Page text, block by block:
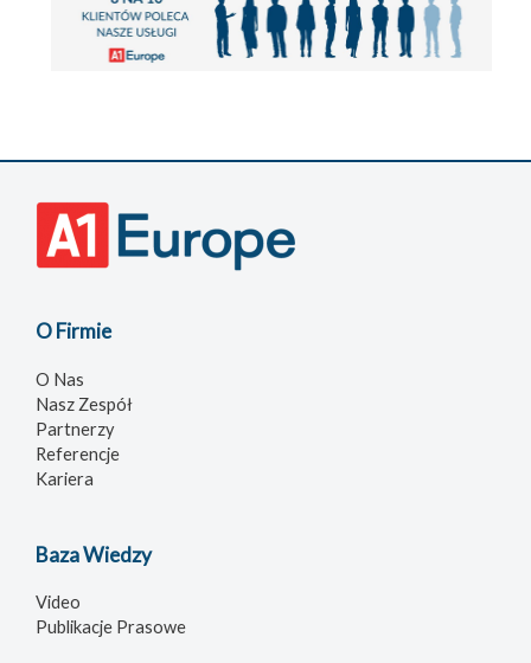
O Firmie
O Nas
Nasz Zespół
Partnerzy
Referencje
Kariera
Baza Wiedzy
Video
Publikacje Prasowe